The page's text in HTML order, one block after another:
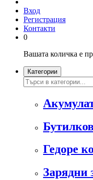
Вход
Регистрация
Контакти
0
Вашата количка е
Категории
Гедоре
Зарядни